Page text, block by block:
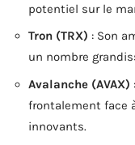
potentiel sur le
Tron (TRX) : Son
un nombre
Avalanche (AVAX)
frontalement face
innovants.